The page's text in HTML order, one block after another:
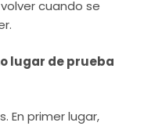
cuando se
lugar de prueba
En primer lugar,